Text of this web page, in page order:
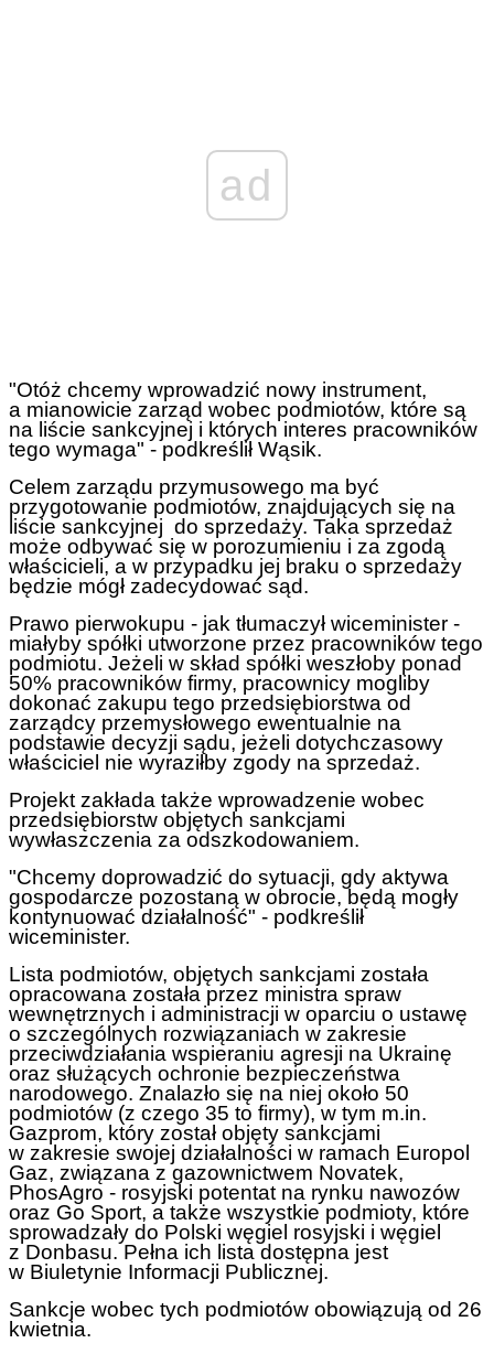
ad
"Otóż chcemy wprowadzić nowy instrument,
a mianowicie zarząd wobec podmiotów, które są
na liście sankcyjnej i których interes pracowników
tego wymaga" - podkreślił Wąsik.
Celem zarządu przymusowego ma być
przygotowanie podmiotów, znajdujących się na
liście sankcyjnej do sprzedaży. Taka sprzedaż
może odbywać się w porozumieniu i za zgodą
właścicieli, a w przypadku jej braku o sprzedaży
będzie mógł zadecydować sąd.
Prawo pierwokupu - jak tłumaczył wiceminister -
miałyby spółki utworzone przez pracowników tego
podmiotu. Jeżeli w skład spółki weszłoby ponad
50% pracowników firmy, pracownicy mogliby
dokonać zakupu tego przedsiębiorstwa od
zarządcy przemysłowego ewentualnie na
podstawie decyzji sądu, jeżeli dotychczasowy
właściciel nie wyraziłby zgody na sprzedaż.
Projekt zakłada także wprowadzenie wobec
przedsiębiorstw objętych sankcjami
wywłaszczenia za odszkodowaniem.
"Chcemy doprowadzić do sytuacji, gdy aktywa
gospodarcze pozostaną w obrocie, będą mogły
kontynuować działalność" - podkreślił
wiceminister.
Lista podmiotów, objętych sankcjami została
opracowana została przez ministra spraw
wewnętrznych i administracji w oparciu o ustawę
o szczególnych rozwiązaniach w zakresie
przeciwdziałania wspieraniu agresji na Ukrainę
oraz służących ochronie bezpieczeństwa
narodowego. Znalazło się na niej około 50
podmiotów (z czego 35 to firmy), w tym m.in.
Gazprom, który został objęty sankcjami
w zakresie swojej działalności w ramach Europol
Gaz, związana z gazownictwem Novatek,
PhosAgro - rosyjski potentat na rynku nawozów
oraz Go Sport, a także wszystkie podmioty, które
sprowadzały do Polski węgiel rosyjski i węgiel
z Donbasu. Pełna ich lista dostępna jest
w Biuletynie Informacji Publicznej.
Sankcje wobec tych podmiotów obowiązują od 26
kwietnia.